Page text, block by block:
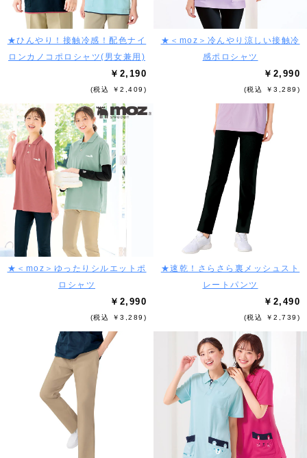
★ひんやり！接触冷感！配色ナイ
ロンカノコポロシャツ(男女兼用)
￥2,190
(税込 ￥2,409)
★＜moz＞冷んやり涼しい接触冷
感ポロシャツ
￥2,990
(税込 ￥3,289)
★＜moz＞ゆったりシルエットポ
ロシャツ
￥2,990
(税込 ￥3,289)
★速乾！さらさら裏メッシュスト
レートパンツ
￥2,490
(税込 ￥2,739)